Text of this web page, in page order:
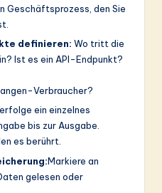
Geschäftsprozess, den Sie
definieren: Wo tritt die
Ist es ein API-Endpunkt?
Verbraucher?
ein einzelnes
bis zur Ausgabe.
es berührt.
Markiere an
gelesen oder